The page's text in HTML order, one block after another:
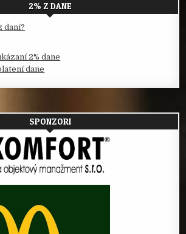
2% Z DANE
daní?
2% dane
dane
SPONZORI